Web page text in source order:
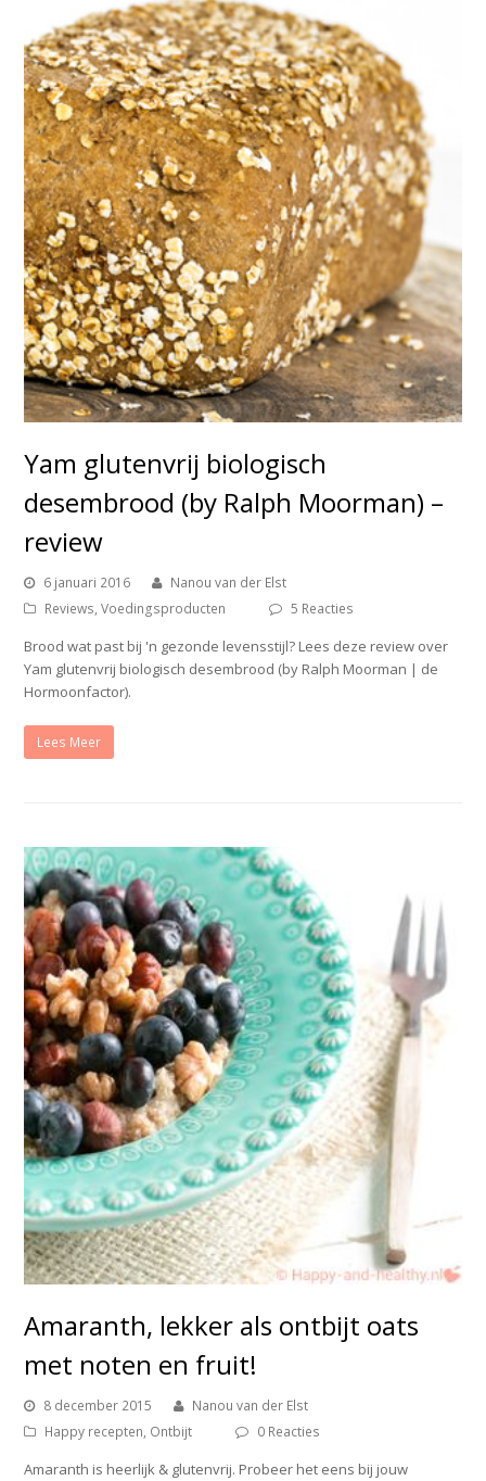
Yam glutenvrij biologisch
desembrood (by Ralph Moorman) –
review
6 januari 2016
Nanou van der Elst
Reviews,Voedingsproducten 5 Reacties
Brood wat past bij 'n gezonde levensstijl? Lees deze review over
Yam glutenvrij biologisch desembrood (by Ralph Moorman | de
Hormoonfactor).
Lees Meer
Amaranth, lekker als ontbijt oats
met noten en fruit!
8 december 2015
Nanou van der Elst
Happy recepten, Ontbijt 0 Reacties
Amaranth is heerlijk & glutenvrij. Probeer het eens bij jouw